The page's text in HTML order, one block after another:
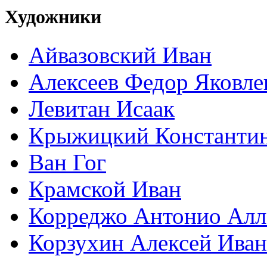
Художники
Айвазовский Иван
Алексеев Федор
Левитан Исаак
Крыжицкий
Ван Гог
Крамской Иван
Корреджо Антонио
Корзухин Алексей